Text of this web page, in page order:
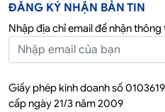
ĐĂNG KÝ NHẬN BẢN TIN
Nhập địa chỉ email để nhận
Giấy phép kinh doanh số
cấp ngày 21/3 năm 2009